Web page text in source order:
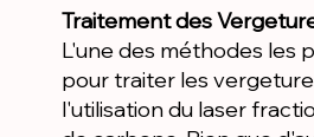
Traitement des
L'une des méthodes les
pour traiter les
l'utilisation du laser